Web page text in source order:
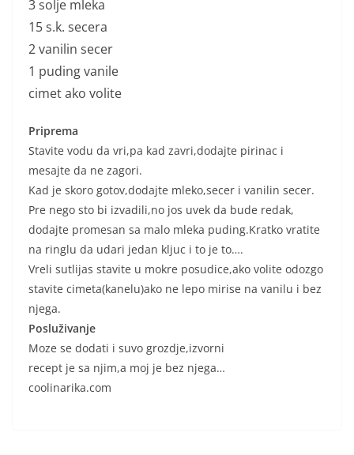
3 solje mleka
15 s.k. secera
2 vanilin secer
1 puding vanile
cimet ako volite
Priprema
Stavite vodu da vri,pa kad zavri,dodajte pirinac i
mesajte da ne zagori.
Kad je skoro gotov,dodajte mleko,secer i vanilin secer.
Pre nego sto bi izvadili,no jos uvek da bude redak,
dodajte promesan sa malo mleka puding.Kratko vratite
na ringlu da udari jedan kljuc i to je to….
Vreli sutlijas stavite u mokre posudice,ako volite odozgo
stavite cimeta(kanelu)ako ne lepo mirise na vanilu i bez
njega.
Posluživanje
Moze se dodati i suvo grozdje,izvorni
recept je sa njim,a moj je bez njega…
coolinarika.com